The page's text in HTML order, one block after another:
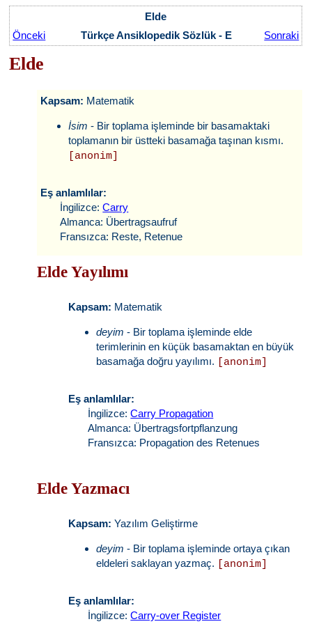
Elde
Önceki
Türkçe Ansiklopedik Sözlük - E Sonraki
Elde
Kapsam: Matematik
İsim - Bir toplama işleminde bir basamaktaki
toplamanın bir üstteki basamağa taşınan kısmı.
[anonim]
Eş anlamlılar:
İngilizce:Carry
Almanca: Übertragsaufruf
Fransızca: Reste, Retenue
Elde Yayılımı
Kapsam: Matematik
deyim - Bir toplama işleminde elde
terimlerinin en küçük basamaktan en büyük
basamağa doğru yayılımı.
[anonim]
Eş anlamlılar:
İngilizce:Carry Propagation
Almanca: Übertragsfortpflanzung
Fransızca: Propagation des Retenues
Elde Yazmacı
Kapsam:Yazılım Geliştirme
deyim - Bir toplama işleminde ortaya çıkan
eldeleri saklayan yazmaç.
[anonim]
Eş anlamlılar:
İngilizce:Carry-over Register